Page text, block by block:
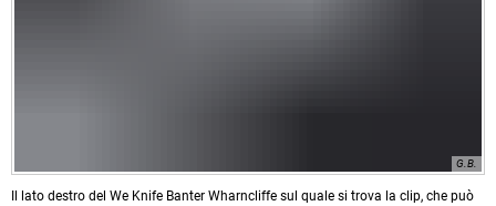
G.B.
Il lato destro del We Knife Banter Wharncliffe sul quale si trova la clip, che può